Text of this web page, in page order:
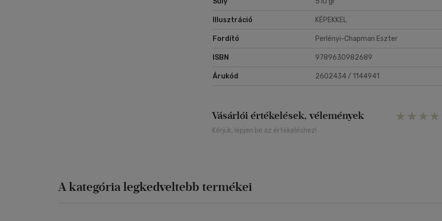
Illusztráció KÉPEKKEL
Fordító Perlényi-Chapman Eszter
ISBN 9789630982689
Árukód 2602434 / 1144941
Vásárlói értékelések, vélemények
Kérjük, lépjen be az értékeléshez!
A kategória legkedveltebb termékei